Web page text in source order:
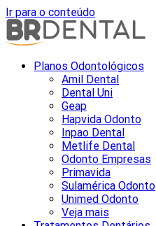
Ir para o conteúdo
Planos Odontológicos
Amil Dental
Dental Uni
Geap
Hapvida Odonto
Inpao Dental
Metlife Dental
Odonto Empresas
Primavida
Sulamérica Odonto
Unimed Odonto
Veja mais